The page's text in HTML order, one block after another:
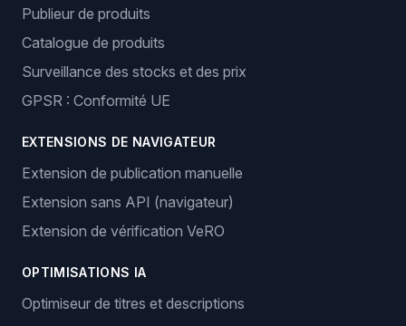
Publieur de produits
Catalogue de produits
Surveillance des stocks et des prix
GPSR : Conformité UE
EXTENSIONS DE NAVIGATEUR
Extension de publication manuelle
Extension sans API (navigateur)
Extension de vérification VeRO
OPTIMISATIONS IA
Optimiseur de titres et descriptions